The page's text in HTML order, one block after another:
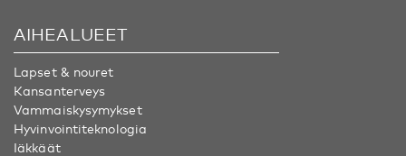
AIHEALUEET
Lapset & nouret
Kansanterveys
Vammaiskysymykset
Hyvinvointiteknologia
Iäkkäät